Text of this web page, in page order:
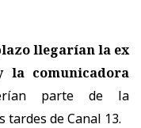
llegarían la ex
la comunicadora
parte de la
tardes de Canal 13.